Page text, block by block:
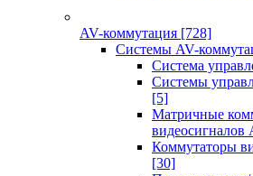
AV-коммутация [728]
Системы AV-
Система
Системы
[5]
Матричные
видеосигналов
Коммутаторы
[30]